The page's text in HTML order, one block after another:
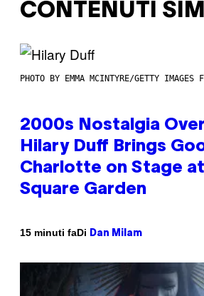
CONTENUTI
PHOTO BY EMMA MCINTYRE/GETTY IMAGES
2000s Nostalgia
Hilary Duff Brings
Charlotte on Stage
Square Garden
15 minuti faDi Dan Milam